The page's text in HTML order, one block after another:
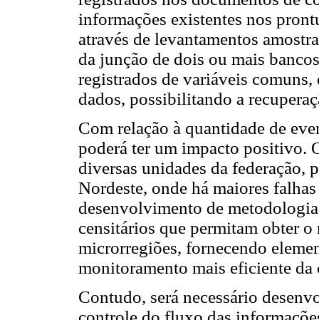
informações existentes nos
através de levantamentos
da junção de dois ou mais
registrados de variáveis comuns,
dados, possibilitando a
Com relação à quantidade de
poderá ter um impacto positivo.
diversas unidades da federação,
Nordeste, onde há maiores
desenvolvimento de
censitários que permitam obter
microrregiões, fornecendo
monitoramento mais eficiente da
Contudo, será necessário